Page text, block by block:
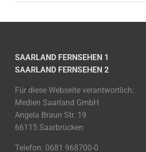
SAARLAND FERNSEHEN 1
SAARLAND FERNSEHEN 2
Für diese Webseite verantwortlich:
Medien Saarland GmbH
Angela Braun Str. 19
66115 Saarbrücken
Telefon: 0681 968700-0